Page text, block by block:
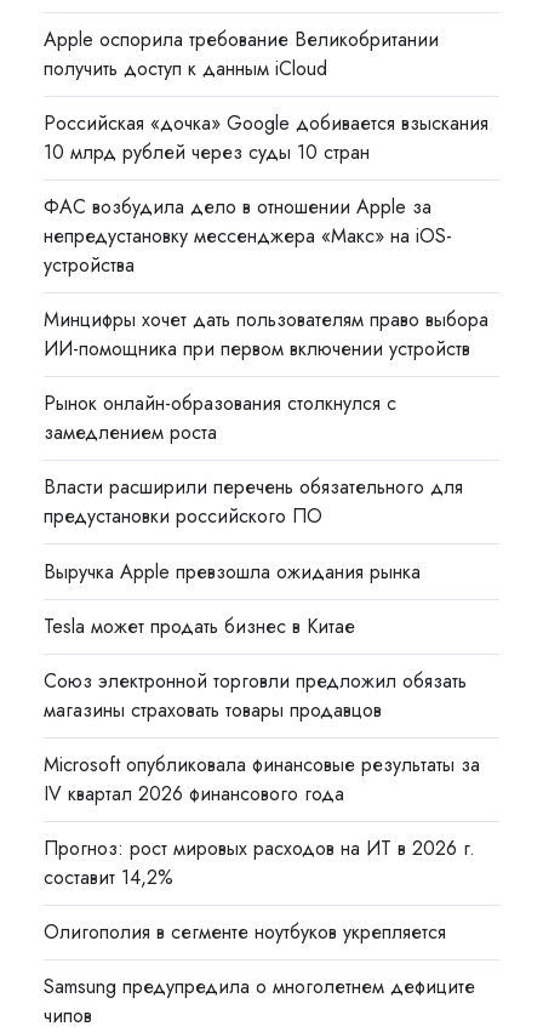
Apple оспорила требование Великобритании
получить доступ к данным iCloud
Российская «дочка» Google добивается взыскания
10 млрд рублей через суды 10 стран
ФАС возбудила дело в отношении Apple за
непредустановку мессенджера «Макс» на iOS-
устройства
Минцифры хочет дать пользователям право выбора
ИИ-помощника при первом включении устройств
Рынок онлайн-образования столкнулся с
замедлением роста
Власти расширили перечень обязательного для
предустановки российского ПО
Выручка Apple превзошла ожидания рынка
Tesla может продать бизнес в Китае
Союз электронной торговли предложил обязать
магазины страховать товары продавцов
Microsoft опубликовала финансовые результаты за
IV квартал 2026 финансового года
Прогноз: рост мировых расходов на ИТ в 2026 г.
составит 14,2%
Олигополия в сегменте ноутбуков укрепляется
Samsung предупредила о многолетнем дефиците
чипов